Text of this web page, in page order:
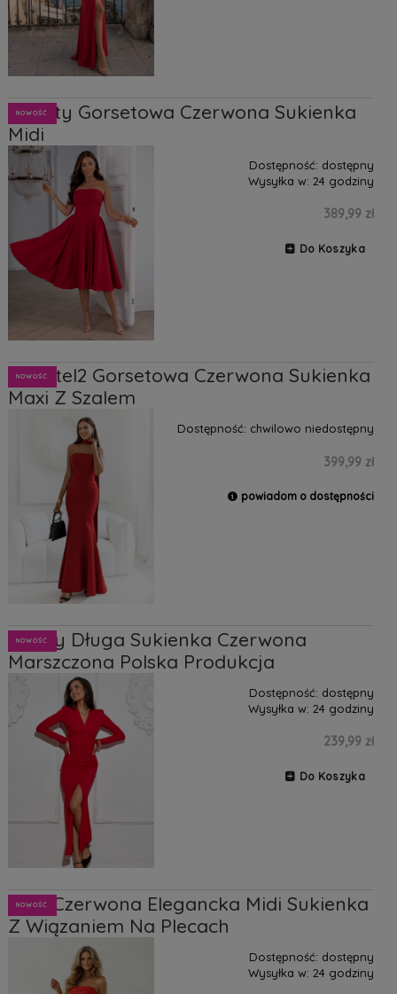
Beauty Gorsetowa Czerwona Sukienka
Midi
Dostępność: dostępny
Wysyłka w: 24 godziny
389,99 zł
Do Koszyka
NOWOŚĆ
Chantel2 Gorsetowa Czerwona Sukienka
Maxi Z Szalem
Dostępność: chwilowo niedostępny
399,99 zł
powiadom o dostępności
NOWOŚĆ
Classy Długa Sukienka Czerwona
Marszczona Polska Produkcja
Dostępność: dostępny
Wysyłka w: 24 godziny
239,99 zł
Do Koszyka
NOWOŚĆ
Cleo Czerwona Elegancka Midi Sukienka
Z Wiązaniem Na Plecach
Dostępność: dostępny
Wysyłka w: 24 godziny
NOWOŚĆ